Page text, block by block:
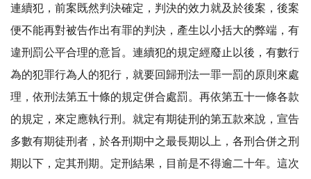
連續犯，前案既然判決確定，判決的效力就及於後案，後案
便不能再對被告作出有罪的判決，產生以小括大的弊端，有
違刑罰公平合理的意旨。連續犯的規定經廢止以後，有數行
為的犯罪行為人的犯行，就要回歸刑法一罪一罰的原則來處
理，依刑法第五十條的規定併合處罰。再依第五十一條各款
的規定，來定應執行刑。就定有期徒刑的第五款來說，宣告
多數有期徒刑者，於各刑期中之最長期以上，各刑合併之刑
期以下，定其刑期。定刑結果，目前是不得逾二十年。這次